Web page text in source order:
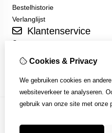
Bestelhistorie
Verlanglijst
Klantenservice
Contact
Algemene Voorwaarden
Cookies & Privacy
We gebruiken cookies en
websiteverkeer te analyseren.
gebruik van onze site met onze